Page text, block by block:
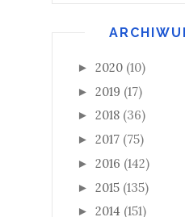
► 2020 (10)
► 2019 (17)
► 2018 (36)
► 2017 (75)
► 2016 (142)
► 2015 (135)
► 2014 (151)